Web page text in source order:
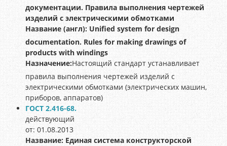
документации. Правила выполнения чертежей
изделий с электрическими обмотками
Название (англ): Unified system for design
documentation. Rules for making drawings of
products with windings
Назначение:Настоящий стандарт устанавливает
правила выполнения чертежей изделий с
электрическими обмотками (электрических машин,
приборов, аппаратов)
ГОСТ 2.416-68.
действующий
от: 01.08.2013
Название: Единая система конструкторской